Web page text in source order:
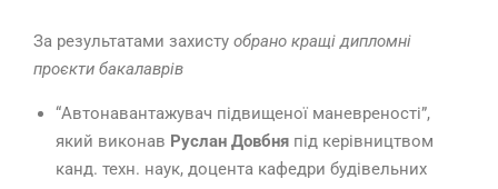
За результатами захисту обрано кращі дипломні
проєкти бакалаврів
“Автонавантажувач підвищеної маневреності”,
який виконав Руслан Довбня під керівництвом
канд. техн. наук, доцента кафедри будівельних